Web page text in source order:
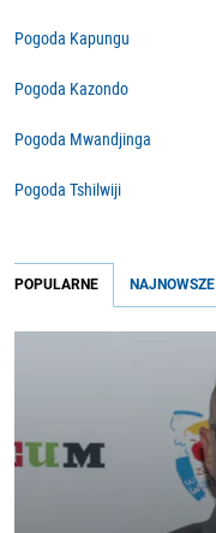
Pogoda Kapungu
Pogoda Kazondo
Pogoda Mwandjinga
Pogoda Tshilwiji
POPULARNE NAJNOWSZE